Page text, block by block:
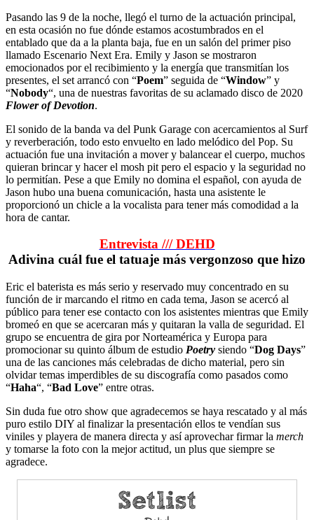
Pasando las 9 de la noche, llegó el turno de la actuación principal,
en esta ocasión no fue dónde estamos acostumbrados en el
entablado que da a la planta baja, fue en un salón del primer piso
llamado Escenario Next Era. Emily y Jason se mostraron
emocionados por el recibimiento y la energía que transmitían los
presentes, el set arrancó con “Poem” seguida de “Window” y
“Nobody“, una de nuestras favoritas de su aclamado disco de 2020
Flower of Devotion.
El sonido de la banda va del Punk Garage con acercamientos al Surf
y reverberación, todo esto envuelto en lado melódico del Pop. Su
actuación fue una invitación a mover y balancear el cuerpo, muchos
quieran brincar y hacer el mosh pit pero el espacio y la seguridad no
lo permitían. Pese a que Emily no domina el español, con ayuda de
Jason hubo una buena comunicación, hasta una asistente le
proporcionó un chicle a la vocalista para tener más comodidad a la
hora de cantar.
Entrevista /// DEHD
Adivina cuál fue el tatuaje más vergonzoso que hizo
Eric el baterista es más serio y reservado muy concentrado en su
función de ir marcando el ritmo en cada tema, Jason se acercó al
público para tener ese contacto con los asistentes mientras que Emily
bromeó en que se acercaran más y quitaran la valla de seguridad. El
grupo se encuentra de gira por Norteamérica y Europa para
promocionar su quinto álbum de estudio Poetry siendo “Dog Days”
una de las canciones más celebradas de dicho material, pero sin
olvidar temas imperdibles de su discografía como pasados como
“Haha“, “Bad Love” entre otras.
Sin duda fue otro show que agradecemos se haya rescatado y al más
puro estilo DIY al finalizar la presentación ellos te vendían sus
viniles y playera de manera directa y así aprovechar firmar la merch
y tomarse la foto con la mejor actitud, un plus que siempre se
agradece.